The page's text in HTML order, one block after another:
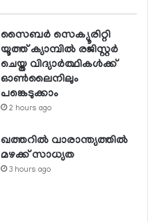
സൈബര്‍ സെക്യൂരിറ്റി
യൂത്ത് ക്യാമ്പില്‍ രജിസ്റ്റര്‍
ചെയ്ത വിദ്യാര്‍ത്ഥികള്‍ക്ക്
ഓണ്‍ലൈനിലും
പങ്കെടുക്കാം
2 hours ago
ഖത്തറില്‍ വാരാന്ത്യത്തില്‍
മഴക്ക് സാധ്യത
3 hours ago